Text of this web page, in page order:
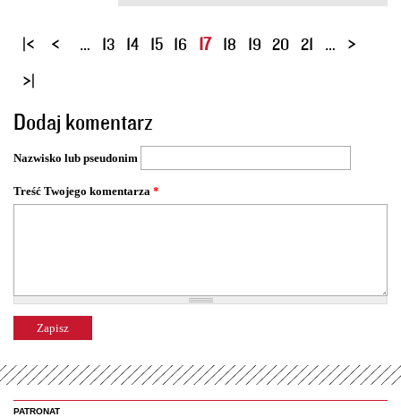
S
o
n
y
… 13 14 15 16 17 18 19 20 21 …
Dodaj komentarz
Nazwisko lub pseudonim
Treść Twojego komentarza *
PATRONAT